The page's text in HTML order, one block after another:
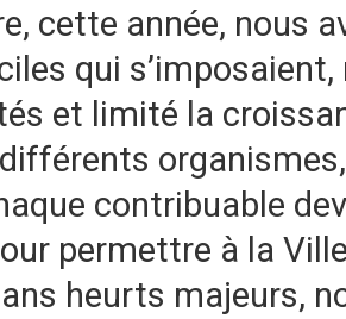
cette année, nous
qui
et limité la
contribuable
permettre à la
heurts majeurs,